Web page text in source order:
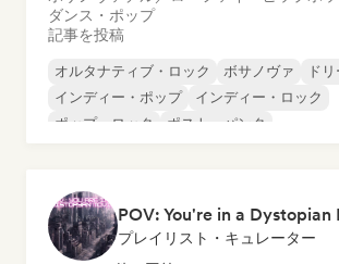
ダンス・ポップ
記事を投稿
オルタナティブ・ロック ボサノヴァ
ド
インディー・ポップ
インディー・ロック
ポップ・ロック
ポスト・パンク
POV: You're in a Dystopian
プレイリスト・キュレーター